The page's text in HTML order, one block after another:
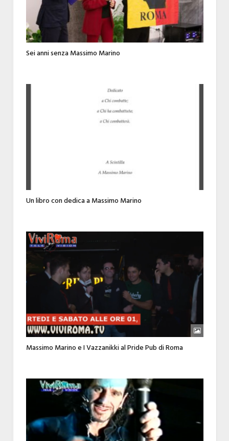
Sei anni senza Massimo Marino
Un libro con dedica a Massimo Marino
Massimo Marino e I Vazzanikki al Pride Pub di Roma